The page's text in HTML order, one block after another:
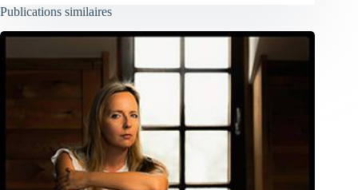
Publications similaires